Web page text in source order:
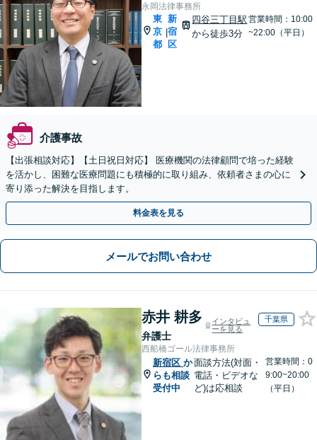
永岡法律事務所
東
京
都
|
新
宿
区
四谷三丁目駅
から徒歩3分
営業時間：10:00
~22:00（平日）
介護事故
【出張相談対応】【土日祝日対応】 医療機関の法律顧問で培った経験
を活かし、困難な医療問題にも積極的に取り組み、依頼者さまの心に
寄り添った解決を目指します。
料金表を見る
メールでお問い合わせ
赤井 耕多
弁護士
インタビュ
ーを見る
千葉県
西船橋ゴール法律事務所
新宿区 か
らも相談
受付中
面談方法(対面・
電話・ビデオな
ど)は応相談
営業時間：0
9:00~20:00
（平日）